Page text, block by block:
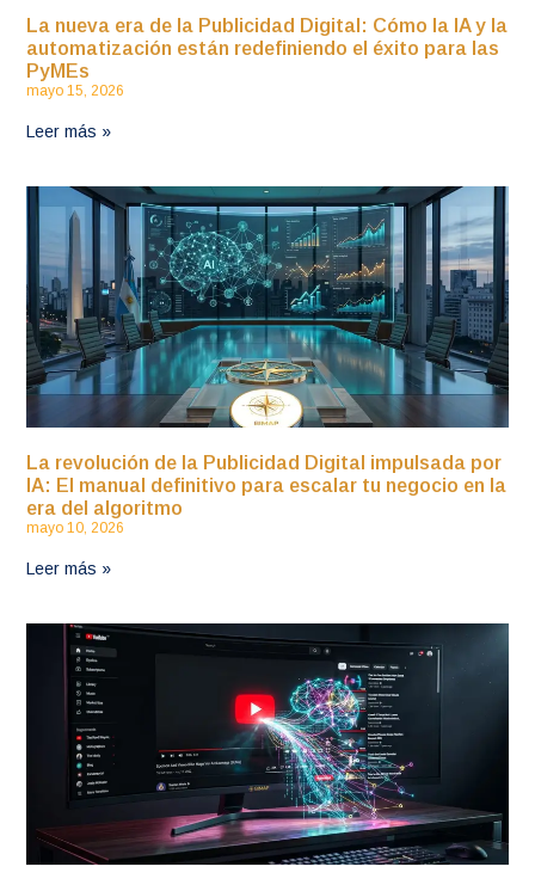
La nueva era de la Publicidad Digital: Cómo la IA y la
automatización están redefiniendo el éxito para las
PyMEs
mayo 15, 2026
Leer más »
La revolución de la Publicidad Digital impulsada por
IA: El manual definitivo para escalar tu negocio en la
era del algoritmo
mayo 10, 2026
Leer más »